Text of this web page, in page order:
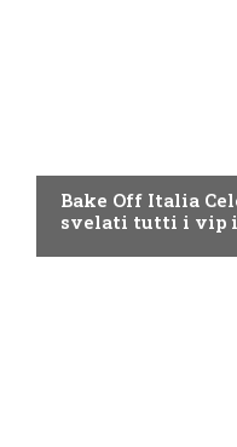
Bake Off Italia
svelati tutti i vip